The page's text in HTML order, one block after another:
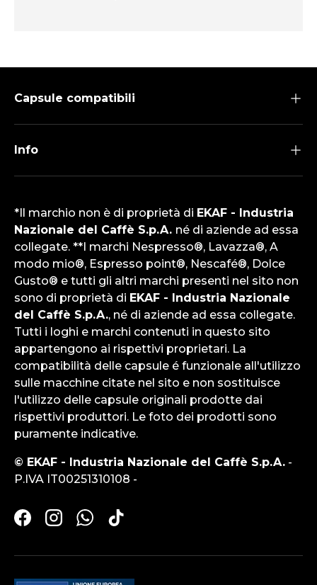
Capsule compatibili
Info
*Il marchio non è di proprietà di EKAF - Industria
Nazionale del Caffè S.p.A. né di aziende ad essa
collegate. **I marchi Nespresso®, Lavazza®, A
modo mio®, Espresso point®, Nescafé®, Dolce
Gusto® e tutti gli altri marchi presenti nel sito non
sono di proprietà di EKAF - Industria Nazionale
del Caffè S.p.A., né di aziende ad essa collegate.
Tutti i loghi e marchi contenuti in questo sito
appartengono ai rispettivi proprietari. La
compatibilità delle capsule é funzionale all'utilizzo
sulle macchine citate nel sito e non sostituisce
l'utilizzo delle capsule originali prodotte dai
rispettivi produttori. Le foto dei prodotti sono
puramente indicative.
© EKAF - Industria Nazionale del Caffè S.p.A. -
P.IVA IT00251310108 -
FacebookInstagramWhatsApp
TikTok